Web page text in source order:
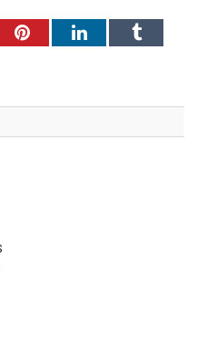
PinterestLinkedInTumblr